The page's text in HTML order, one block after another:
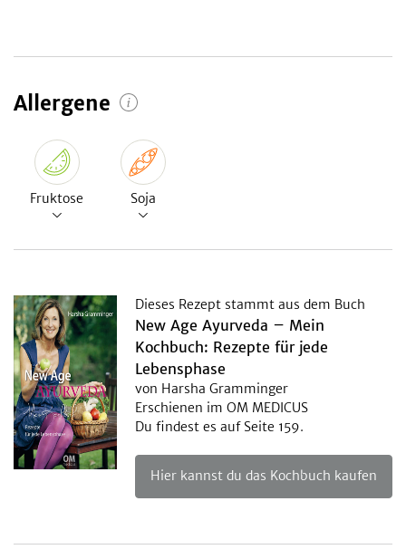
Allergene
Fruktose Soja
Dieses Rezept stammt aus dem Buch
New Age Ayurveda – Mein
Kochbuch: Rezepte für jede
Lebensphase
von Harsha Gramminger
Erschienen im OM MEDICUS
Du findest es auf Seite 159.
Hier kannst du das Kochbuch kaufen